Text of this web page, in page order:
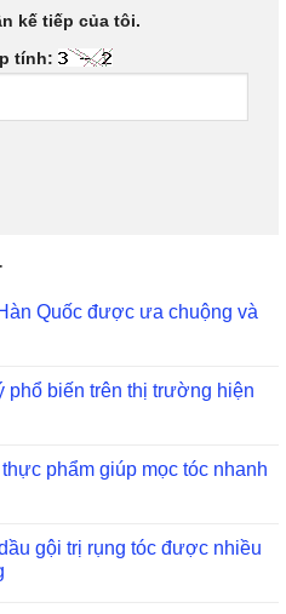
kế tiếp của tôi.
tính:
Quốc được ưa chuộng và
phổ biến trên thị trường hiện
phẩm giúp mọc tóc nhanh
gội trị rụng tóc được nhiều